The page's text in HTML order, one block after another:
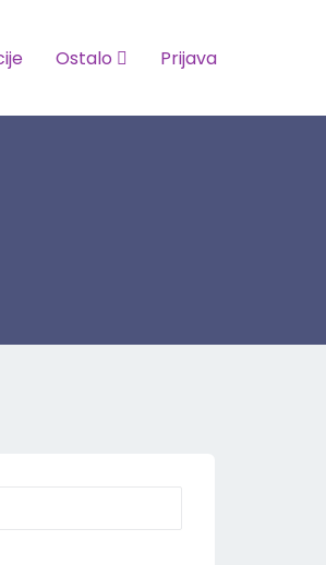
Ostalo Prijava